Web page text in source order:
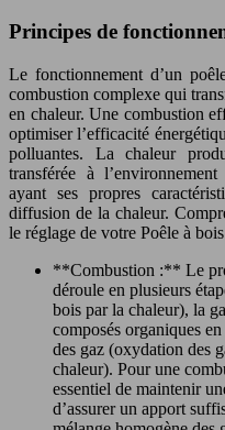
Principes de
Le fonctionnement d’un
combustion complexe qui
en chaleur. Une combustion
optimiser l’efficacité
polluantes. La chaleur
transférée à
ayant ses propres
diffusion de la chaleur.
le réglage de votre Poêle à
**Combustion :** Le
déroule en plusieurs
bois par la chaleur), la
composés organiques
des gaz (oxydation des
chaleur). Pour une
essentiel de maintenir
d’assurer un apport